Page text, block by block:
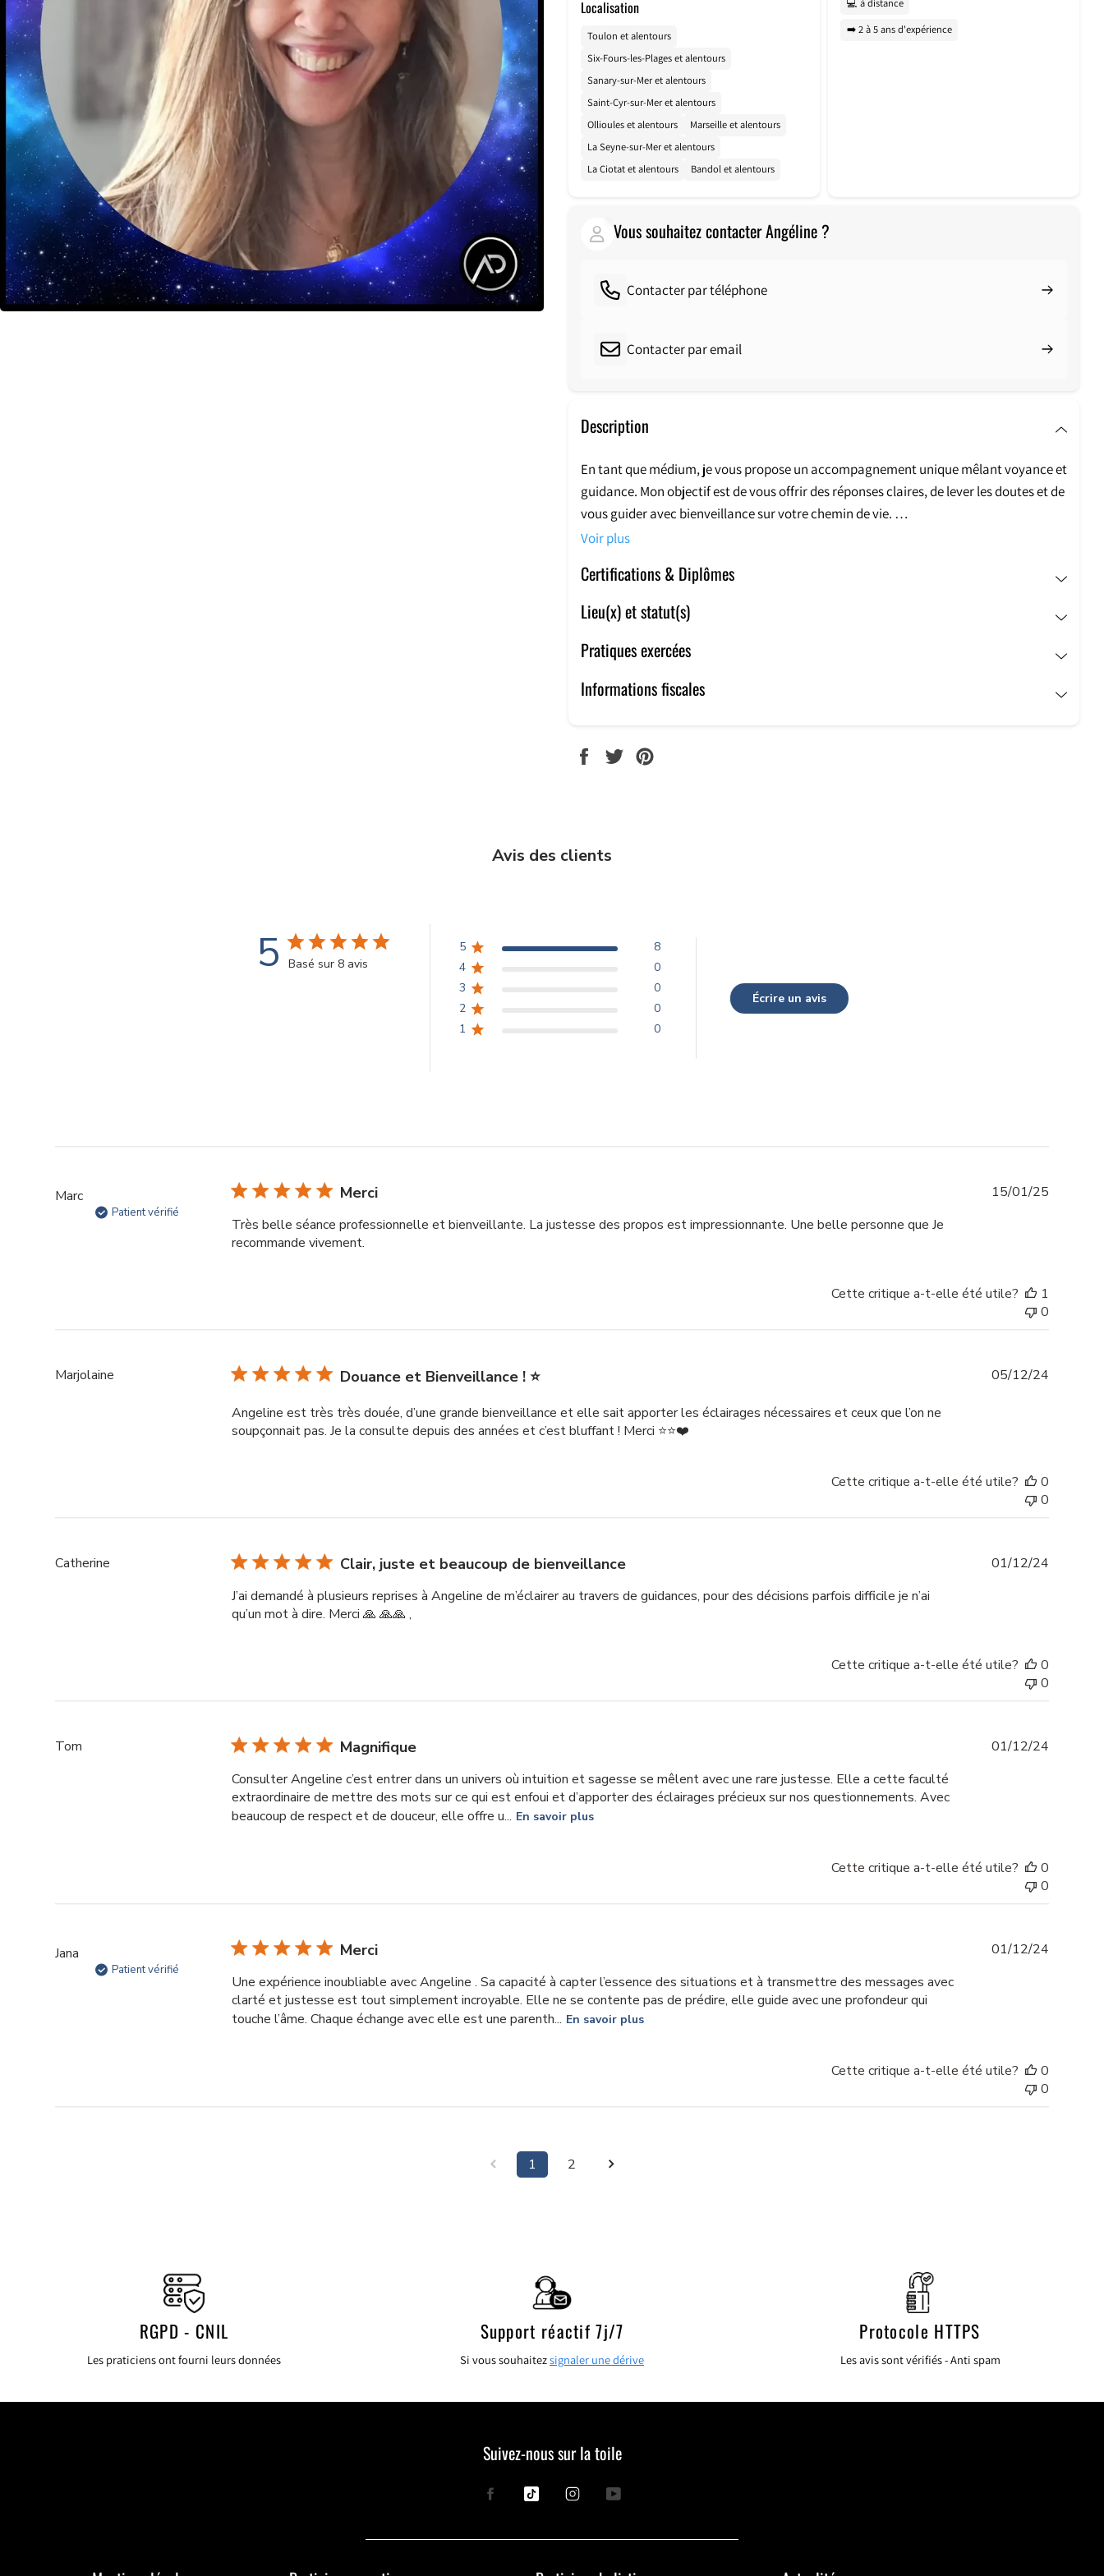
Localisation
Toulon et alentours
Six-Fours-les-Plages et alentours
Sanary-sur-Mer et alentours
Saint-Cyr-sur-Mer et alentours
Ollioules et alentours
Marseille et alentours
La Seyne-sur-Mer et alentours
La Ciotat et alentours
Bandol et alentours
💻 à distance
➡️ 2 à 5 ans d'expérience
Vous souhaitez contacter Angéline ?
Contacter par téléphone
Contacter par email
Description
En tant que médium, je vous propose un accompagnement unique mêlant voyance et
guidance. Mon objectif est de vous offrir des réponses claires, de lever les doutes et de
vous guider avec bienveillance sur votre chemin de vie.
cachés dans les énergies en vous et celles qui vous entourent, révélant les clés pour
avancer avec sérénité et confiance.
Voir plus
Certifications & Diplômes
Lieu(x) et statut(s)
Pratiques exercées
Informations fiscales
PARTAGER
TWEETERÉPINGLER
Avis des clients
5 Basé sur 8 avis
5
8
4
0
3
0
2
0
1
0
Écrire un avis
Marc
Patient vérifié
Merci
Très belle séance professionnelle et bienveillante. La justesse des propos est impressionnante. Une belle personne que Je
recommande vivement.
Date
15/01/25
Cette critique a-t-elle été utile?
1
0
Marjolaine Douance et Bienveillance ! ⭐️
Angeline est très très douée, d’une grande bienveillance et elle sait apporter les éclairages nécessaires et ceux que l’on ne
soupçonnait pas. Je la consulte depuis des années et c’est bluffant ! Merci ⭐️⭐️❤️
Date
05/12/24
Cette critique a-t-elle été utile?
0
0
Catherine Clair, juste et beaucoup de bienveillance
J’ai demandé à plusieurs reprises à Angeline de m’éclairer au travers de guidances, pour des décisions parfois difficile je n’ai
qu’un mot à dire. Merci 🙏 🙏🙏 ,
Date
01/12/24
Cette critique a-t-elle été utile?
0
0
Tom Magnifique
Consulter Angeline c’est entrer dans un univers où intuition et sagesse se mêlent avec une rare justesse. Elle a cette faculté
extraordinaire de mettre des mots sur ce qui est enfoui et d’apporter des éclairages précieux sur nos questionnements. Avec
beaucoup de respect et de douceur, elle offre u... En savoir plus
Date
01/12/24
Cette critique a-t-elle été utile?
0
0
Jana
Patient vérifié
Merci
Une expérience inoubliable avec Angeline . Sa capacité à capter l’essence des situations et à transmettre des messages avec
clarté et justesse est tout simplement incroyable. Elle ne se contente pas de prédire, elle guide avec une profondeur qui
touche l’âme. Chaque échange avec elle est une parenth... En savoir plus
Date
01/12/24
Cette critique a-t-elle été utile?
0
0
1 2
RGPD - CNIL
Les praticiens ont fourni leurs données
Support réactif 7j/7
Si vous souhaitezsignaler une dérive
Protocole HTTPS
Les avis sont vérifiés - Anti spam
Suivez-nous sur la toile
FacebookTiktok InstagramYouTube